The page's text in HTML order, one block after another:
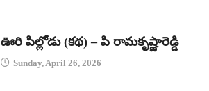
ఊరి పిల్లోడు (కథ) – పి రామకృష్ణారెడ్డి
Sunday, April 26, 2026